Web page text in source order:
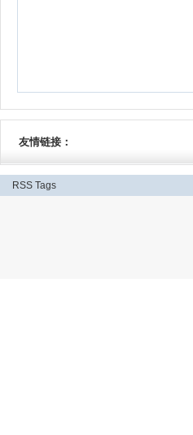
友情链接：
RSS Tags